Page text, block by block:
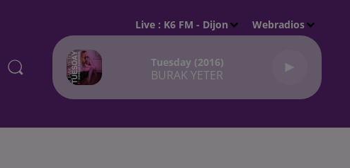
Live : K6 FM - Dijon Webradios
Tuesday (2016)
BURAK YETER